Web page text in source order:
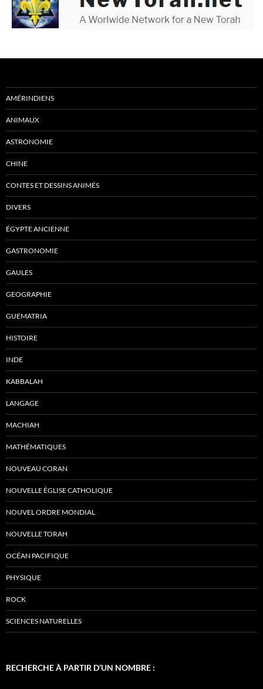
AMÉRINDIENS
ANIMAUX
ASTRONOMIE
CHINE
CONTES ET DESSINS ANIMÉS
DIVERS
ÉGYPTE ANCIENNE
GASTRONOMIE
GAULES
GEOGRAPHIE
GUEMATRIA
HISTOIRE
INDE
KABBALAH
LANGAGE
MACHIAH
MATHÉMATIQUES
NOUVEAU CORAN
NOUVELLE ÉGLISE CATHOLIQUE
NOUVEL ORDRE MONDIAL
NOUVELLE TORAH
OCÉAN PACIFIQUE
PHYSIQUE
ROCK
SCIENCES NATURELLES
RECHERCHE À PARTIR D’UN NOMBRE :